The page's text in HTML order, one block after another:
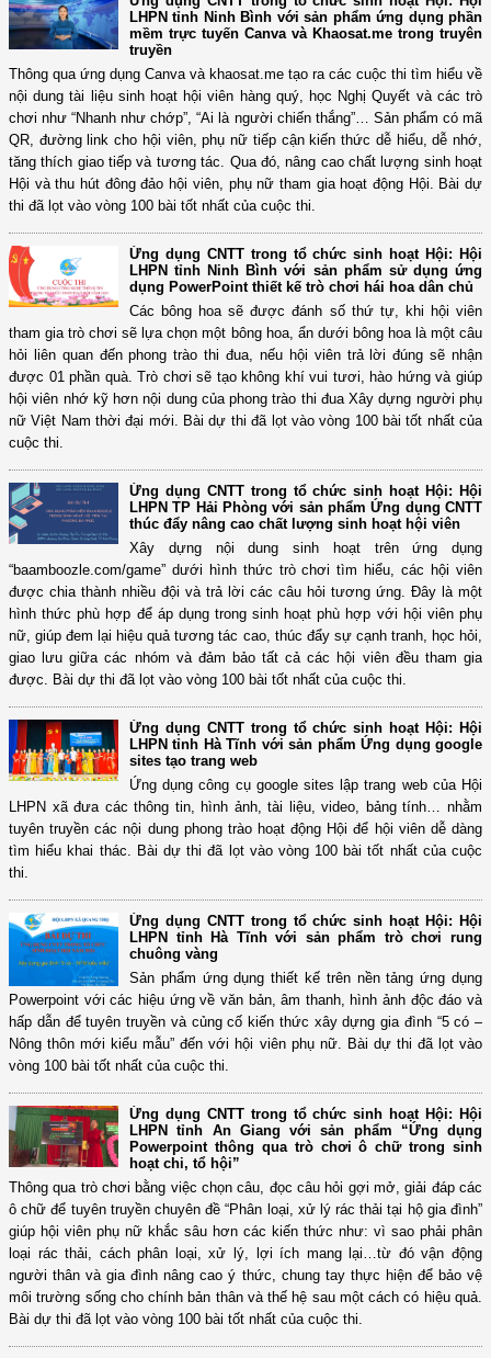
LHPN tỉnh Ninh Bình với sản phẩm ứng dụng phần
mềm trực tuyến Canva và Khaosat.me trong truyên
truyền
Thông qua ứng dụng Canva và khaosat.me tạo ra các cuộc thi tìm hiểu về
nội dung tài liệu sinh hoạt hội viên hàng quý, học Nghị Quyết và các trò
chơi như “Nhanh như chớp”, “Ai là người chiến thắng”… Sản phẩm có mã
QR, đường link cho hội viên, phụ nữ tiếp cận kiến thức dễ hiểu, dễ nhớ,
tăng thích giao tiếp và tương tác. Qua đó, nâng cao chất lượng sinh hoạt
Hội và thu hút đông đảo hội viên, phụ nữ tham gia hoạt động Hội. Bài dự
thi đã lọt vào vòng 100 bài tốt nhất của cuộc thi.
Ứng dụng CNTT trong tổ chức sinh hoạt Hội: Hội
LHPN tỉnh Ninh Bình với sản phẩm sử dụng ứng
dụng PowerPoint thiết kế trò chơi hái hoa dân chủ
Các bông hoa sẽ được đánh số thứ tự, khi hội viên
tham gia trò chơi sẽ lựa chọn một bông hoa, ẩn dưới bông hoa là một câu
hỏi liên quan đến phong trào thi đua, nếu hội viên trả lời đúng sẽ nhận
được 01 phần quà. Trò chơi sẽ tạo không khí vui tươi, hào hứng và giúp
hội viên nhớ kỹ hơn nội dung của phong trào thi đua Xây dựng người phụ
nữ Việt Nam thời đại mới. Bài dự thi đã lọt vào vòng 100 bài tốt nhất của
cuộc thi.
Ứng dụng CNTT trong tổ chức sinh hoạt Hội: Hội
LHPN TP Hải Phòng với sản phẩm Ứng dụng CNTT
thúc đẩy nâng cao chất lượng sinh hoạt hội viên
Xây dựng nội dung sinh hoạt trên ứng dụng
“baamboozle.com/game” dưới hình thức trò chơi tìm hiểu, các hội viên
được chia thành nhiều đội và trả lời các câu hỏi tương ứng. Đây là một
hình thức phù hợp để áp dụng trong sinh hoạt phù hợp với hội viên phụ
nữ, giúp đem lại hiệu quả tương tác cao, thúc đẩy sự cạnh tranh, học hỏi,
giao lưu giữa các nhóm và đảm bảo tất cả các hội viên đều tham gia
được. Bài dự thi đã lọt vào vòng 100 bài tốt nhất của cuộc thi.
Ứng dụng CNTT trong tổ chức sinh hoạt Hội: Hội
LHPN tỉnh Hà Tĩnh với sản phẩm Ứng dụng google
sites tạo trang web
Ứng dụng công cụ google sites lập trang web của Hội
LHPN xã đưa các thông tin, hình ảnh, tài liệu, video, bảng tính… nhằm
tuyên truyền các nội dung phong trào hoạt động Hội để hội viên dễ dàng
tìm hiểu khai thác. Bài dự thi đã lọt vào vòng 100 bài tốt nhất của cuộc
thi.
Ứng dụng CNTT trong tổ chức sinh hoạt Hội: Hội
LHPN tỉnh Hà Tĩnh với sản phẩm trò chơi rung
chuông vàng
Sản phẩm ứng dụng thiết kế trên nền tảng ứng dụng
Powerpoint với các hiệu ứng về văn bản, âm thanh, hình ảnh độc đáo và
hấp dẫn để tuyên truyền và củng cố kiến thức xây dựng gia đình “5 có –
Nông thôn mới kiểu mẫu” đến với hội viên phụ nữ. Bài dự thi đã lọt vào
vòng 100 bài tốt nhất của cuộc thi.
Ứng dụng CNTT trong tổ chức sinh hoạt Hội: Hội
LHPN tỉnh An Giang với sản phẩm “Ứng dụng
Powerpoint thông qua trò chơi ô chữ trong sinh
hoạt chi, tổ hội”
Thông qua trò chơi bằng việc chọn câu, đọc câu hỏi gợi mở, giải đáp các
ô chữ để tuyên truyền chuyên đề “Phân loại, xử lý rác thải tại hộ gia đình”
giúp hội viên phụ nữ khắc sâu hơn các kiến thức như: vì sao phải phân
loại rác thải, cách phân loại, xử lý, lợi ích mang lại…từ đó vận động
người thân và gia đình nâng cao ý thức, chung tay thực hiện để bảo vệ
môi trường sống cho chính bản thân và thế hệ sau một cách có hiệu quả.
Bài dự thi đã lọt vào vòng 100 bài tốt nhất của cuộc thi.